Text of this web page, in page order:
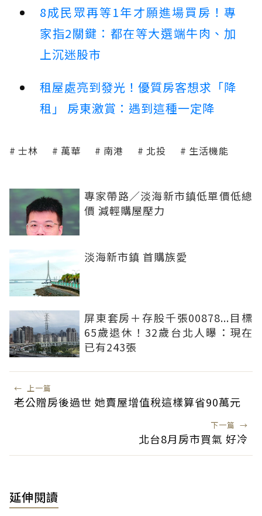
8成民眾再等1年才願進場買房！專
家指2關鍵：都在等大選端牛肉、加
上沉迷股市
租屋處亮到發光！優質房客想求「降
租」 房東激賞：遇到這種一定降
士林 萬華 南港 北投 生活機能
專家帶路／淡海新市鎮低單價低總
價 減輕購屋壓力
淡海新市鎮 首購族愛
屏東套房＋存股千張00878...目標
65歲退休！32歲台北人曝：現在
已有243張
← 上一篇
老公贈房後過世 她賣屋增值稅這樣算省90萬元
下一篇 →
北台8月房市買氣 好冷
延伸閱讀